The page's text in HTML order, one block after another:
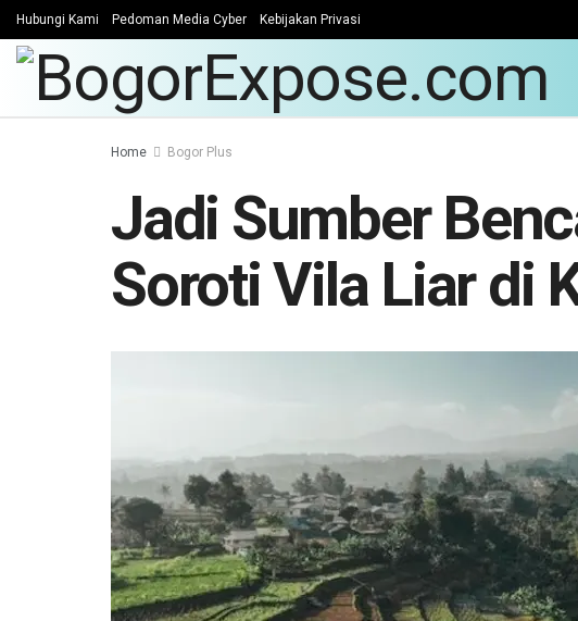
Hubungi Kami Pedoman Media Cyber Kebijakan Privasi
Home Bogor Plus
Jadi Sumber
Soroti Vila Liar di